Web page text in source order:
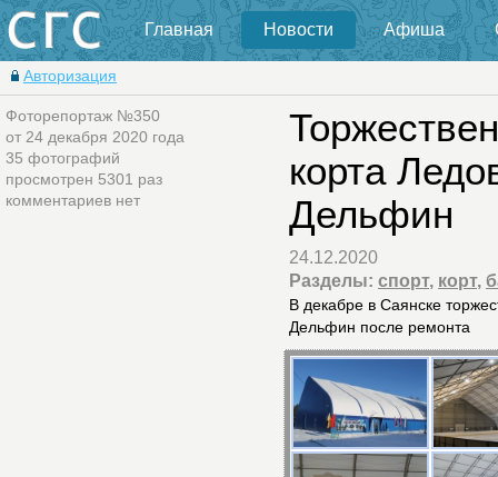
Главная Новости Афиша
Авторизация
Фоторепортаж №350
от 24 декабря 2020 года
35 фотографий
просмотрен 5301 раз
комментариев нет
корта
Дельфин
24.12.2020
Разделы: спорт, корт,
В декабре в Саянске
Дельфин после ремонта